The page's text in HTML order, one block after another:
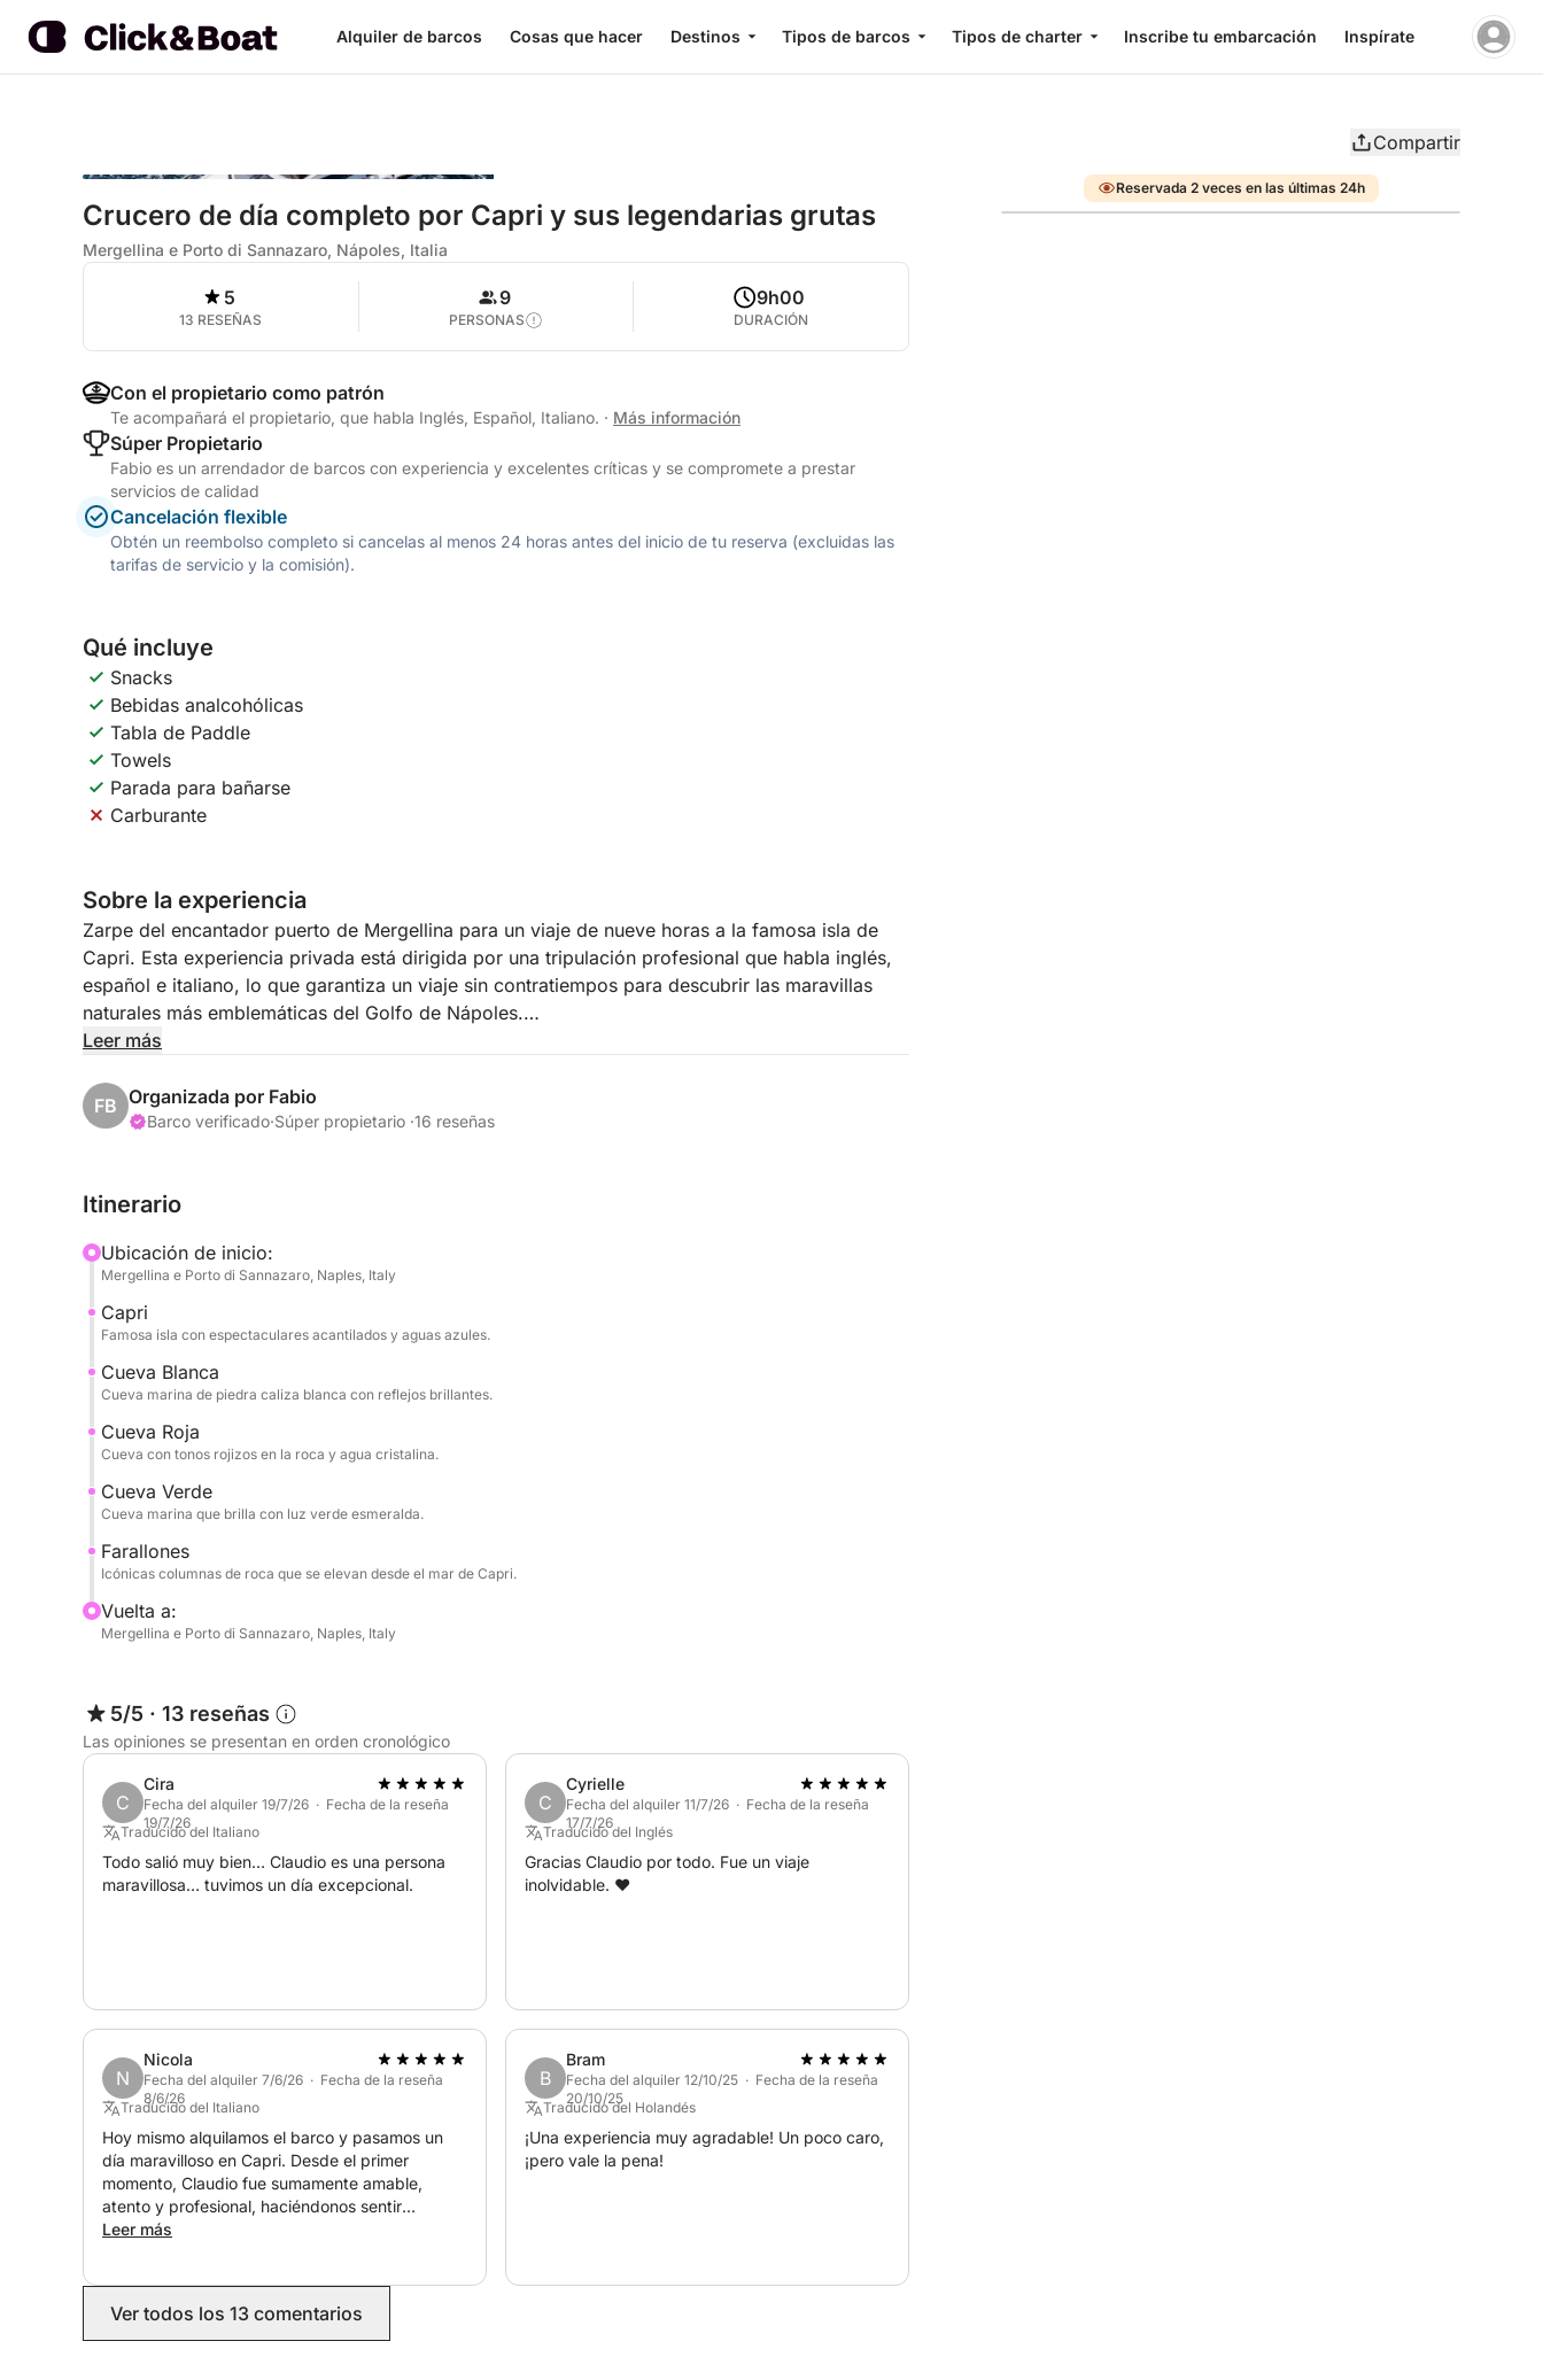
Alquiler de barcos Cosas que hacer Destinos Tipos de barcos Tipos de charter Inscribe tu embarcación Inspírate
Compartir
Crucero de día completo por Capri y sus legendarias grutas
Mergellina e Porto di Sannazaro, Nápoles, Italia
5
13 RESEÑAS
9
PERSONAS
9h00
DURACIÓN
Con el propietario como patrón
Te acompañará el propietario, que habla Inglés, Español, Italiano. · Más información
Súper Propietario
Fabio es un arrendador de barcos con experiencia y excelentes críticas y se compromete a prestar
servicios de calidad
Cancelación flexible
Obtén un reembolso completo si cancelas al menos 24 horas antes del inicio de tu reserva (excluidas las
tarifas de servicio y la comisión).
Qué incluye
Snacks
Bebidas analcohólicas
Tabla de Paddle
Towels
Parada para bañarse
Carburante
Sobre la experiencia
Zarpe del encantador puerto de Mergellina para un viaje de nueve horas a la famosa isla de
Capri. Esta experiencia privada está dirigida por una tripulación profesional que habla inglés,
español e italiano, lo que garantiza un viaje sin contratiempos para descubrir las maravillas
naturales más emblemáticas del Golfo de Nápoles.
y la Gruta Verde. También navegará junto a los majestuosos Faraglioni, con varias paradas
para nadar en aguas cristalinas durante el día.
deseen mantenerse activos, disponemos de dos tablas de paddle surf (SUP) y toallas limpias
Nota: Tenga en cuenta que se aplicará un recargo por combustible de 650 € en el puerto.
Leer más
FB Organizada por Fabio
Barco verificado·Súper propietario ·16 reseñas
Itinerario
Ubicación de inicio:
Mergellina e Porto di Sannazaro, Naples, Italy
Capri
Famosa isla con espectaculares acantilados y aguas azules.
Cueva Blanca
Cueva marina de piedra caliza blanca con reflejos brillantes.
Cueva Roja
Cueva con tonos rojizos en la roca y agua cristalina.
Cueva Verde
Cueva marina que brilla con luz verde esmeralda.
Farallones
Icónicas columnas de roca que se elevan desde el mar de Capri.
Vuelta a:
Mergellina e Porto di Sannazaro, Naples, Italy
5/5 · 13 reseñas
Las opiniones se presentan en orden cronológico
C
Cira
Fecha del alquiler 19/7/26 · Fecha de la reseña
19/7/26
Traducido del Italiano
Todo salió muy bien… Claudio es una persona
maravillosa… tuvimos un día excepcional.
C
Cyrielle
Fecha del alquiler 11/7/26 · Fecha de la reseña
17/7/26
Traducido del Inglés
Gracias Claudio por todo. Fue un viaje
inolvidable. ❤️
N
Nicola
Fecha del alquiler 7/6/26 · Fecha de la reseña
8/6/26
Traducido del Italiano
Hoy mismo alquilamos el barco y pasamos un
día maravilloso en Capri. Desde el primer
momento, Claudio fue sumamente amable,
atento y profesional, haciéndonos sentir
cómodos al instante. El barco estaba impecable,
placentera. Recomendamos encarecidamente a
Claudio a cualquiera que busque un día
Leer más
B
Bram
Fecha del alquiler 12/10/25 · Fecha de la reseña
20/10/25
Traducido del Holandés
¡Una experiencia muy agradable! Un poco caro,
¡pero vale la pena!
Ver todos los 13 comentarios
Reservada 2 veces en las últimas 24h